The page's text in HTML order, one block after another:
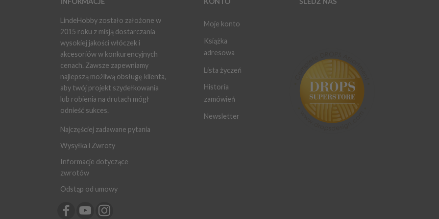
LindeHobby zostało założone w
2015 roku z misją dostarczania
wysokiej jakości włóczek i
akcesoriów w konkurencyjnych
cenach. Zawsze zapewniamy
najlepszą możliwą obsługę klienta,
aby twój projekt szydełkowania
lub robienia na drutach mógł
odnieść sukces.
Najczęściej zadawane pytania
Wysyłka i Zwroty
Informacje dotyczące
zwrotów
Odstąp od umowy
Moje konto
Książka
adresowa
Lista życzeń
Historia
zamówień
Newsletter